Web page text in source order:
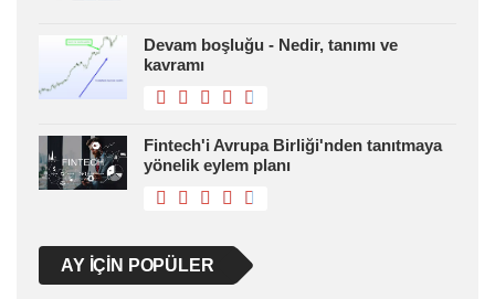
Devam boşluğu - Nedir, tanımı ve
kavramı
Fintech'i Avrupa Birliği'nden tanıtmaya
yönelik eylem planı
AY IÇIN POPÜLER